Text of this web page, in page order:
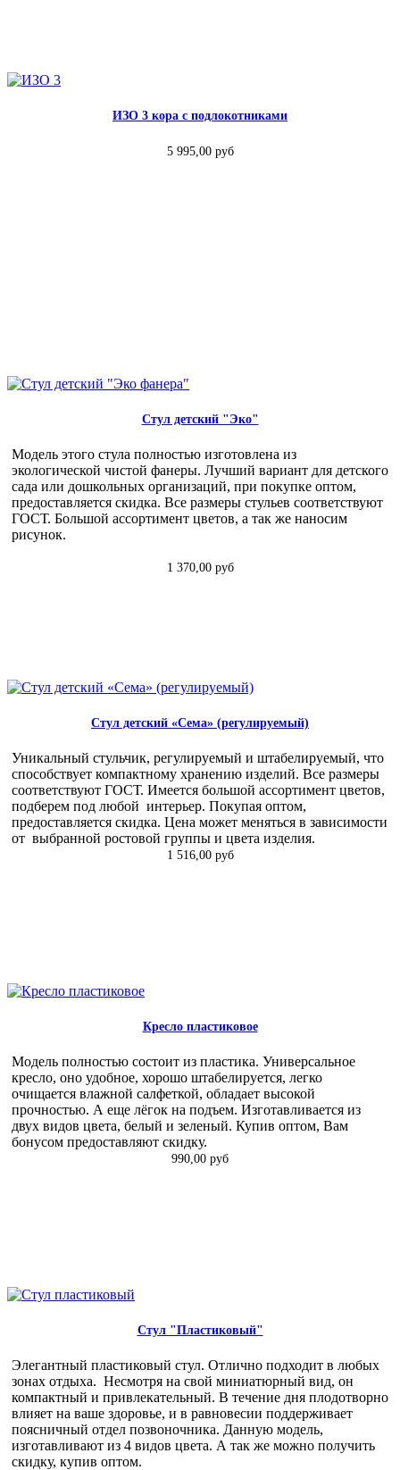
ИЗО 3 кора с подлокотниками
5 995,00 руб
Стул детский "Эко"
Модель этого стула полностью изготовлена из
экологической чистой фанеры. Лучший вариант для детского
сада или дошкольных организаций, при покупке оптом,
предоставляется скидка. Все размеры стульев соответствуют
ГОСТ. Большой ассортимент цветов, а так же наносим
рисунок.
1 370,00 руб
Стул детский «Сема» (регулируемый)
Уникальный стульчик, регулируемый и штабелируемый, что
способствует компактному хранению изделий. Все размеры
соответствуют ГОСТ. Имеется большой ассортимент цветов,
подберем под любой интерьер. Покупая оптом,
предоставляется скидка. Цена может меняться в зависимости
от выбранной ростовой группы и цвета изделия.
1 516,00 руб
Кресло пластиковое
Модель полностью состоит из пластика. Универсальное
кресло, оно удобное, хорошо штабелируется, легко
очищается влажной салфеткой, обладает высокой
прочностью. А еще лёгок на подъем. Изготавливается из
двух видов цвета, белый и зеленый. Купив оптом, Вам
бонусом предоставляют скидку.
990,00 руб
Стул "Пластиковый"
Элегантный пластиковый стул. Отлично подходит в любых
зонах отдыха. Несмотря на свой миниатюрный вид, он
компактный и привлекательный. В течение дня плодотворно
влияет на ваше здоровье, и в равновесии поддерживает
поясничный отдел позвоночника. Данную модель,
изготавливают из 4 видов цвета. А так же можно получить
скидку, купив оптом.